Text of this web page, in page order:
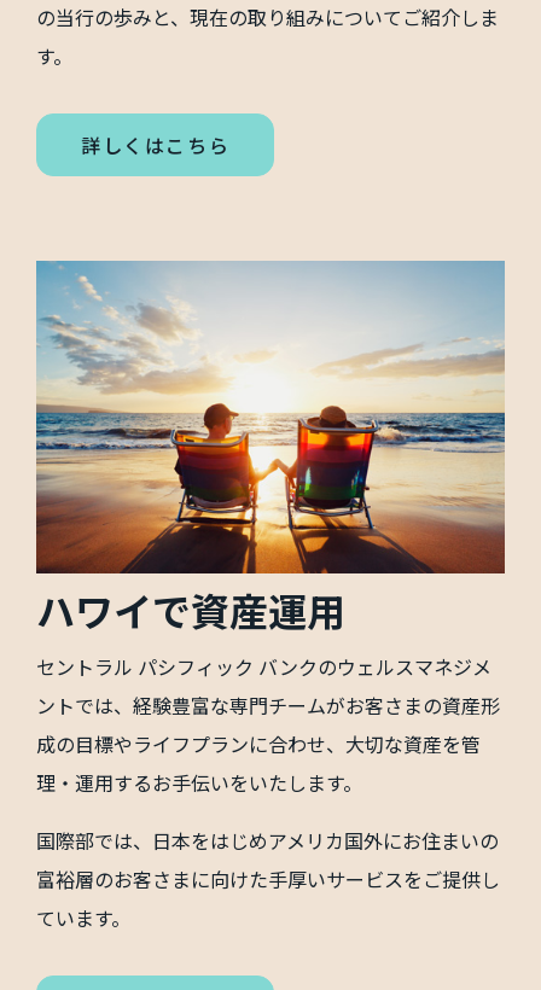
の当行の歩みと、現在の取り組みについてご紹介しま
す。
詳しくはこちら
ハワイで資産運用
セントラル パシフィック バンクのウェルスマネジメ
ントでは、経験豊富な専門チームがお客さまの資産形
成の目標やライフプランに合わせ、大切な資産を管
理・運用するお手伝いをいたします。
国際部では、日本をはじめアメリカ国外にお住まいの
富裕層のお客さまに向けた手厚いサービスをご提供し
ています。